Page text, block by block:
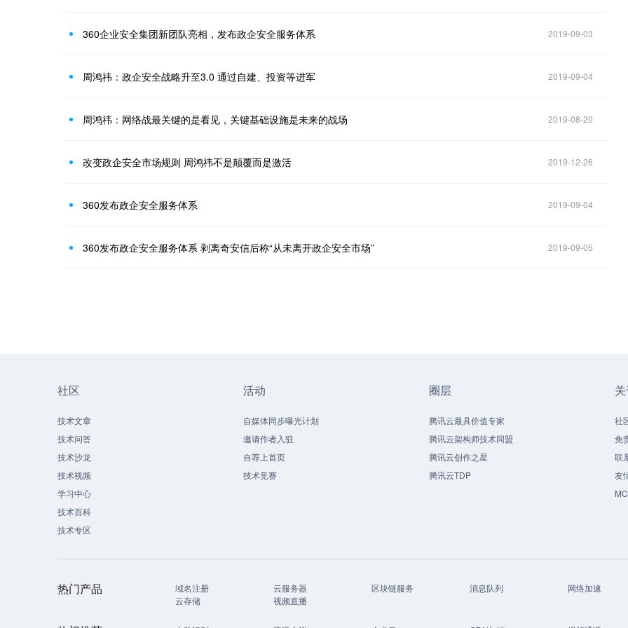
360企业安全集团新团队亮相，发布政企安全服务体系 2019-09-03
周鸿祎：政企安全战略升至3.0 通过自建、投资等进军 2019-09-04
周鸿祎：网络战最关键的是看见，关键基础设施是未来的战场 2019-08-20
改变政企安全市场规则 周鸿祎不是颠覆而是激活 2019-12-26
360发布政企安全服务体系 2019-09-04
360发布政企安全服务体系 剥离奇安信后称“从未离开政企安全市场” 2019-09-05
社区
技术文章
技术问答
技术沙龙
技术视频
学习中心
技术百科
技术专区
活动
自媒体同步曝光计划
邀请作者入驻
自荐上首页
技术竞赛
圈层
腾讯云最具价值专家
腾讯云架构师技术同盟
腾讯云创作之星
腾讯云TDP
社
免
联
友
热门产品 域名注册 云服务器 区块链服务 消息队列
网络加速
云存储
视频直播